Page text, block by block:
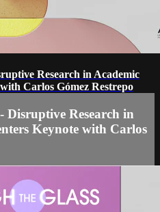
Research in Academic
Carlos Gómez Restrepo
Disruptive Research in
Keynote with Carlos